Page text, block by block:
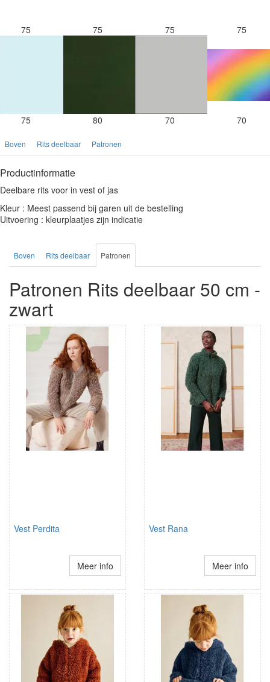
75 75 75 75
75 80 70 70
Boven Rits deelbaar Patronen
Productinformatie
Deelbare rits voor in vest of jas
Kleur : Meest passend bij garen uit de bestelling
Uitvoering : kleurplaatjes zijn indicatie
Boven Rits deelbaar Patronen
Patronen Rits deelbaar 50 cm -
zwart
Vest Perdita
Meer info
Vest Rana
Meer info